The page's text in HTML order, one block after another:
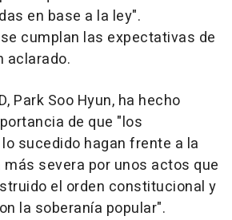
en base a la ley".
cumplan las expectativas de
aclarado.
Park Soo Hyun, ha hecho
de que "los
sucedido hagan frente a la
severa por unos actos que
el orden constitucional y
la soberanía popular".